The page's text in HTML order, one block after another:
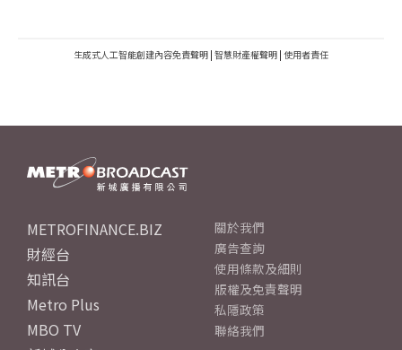
生成式人工智能創建內容免責聲明 | 智慧財產權聲明 | 使用者責任
METROFINANCE.BIZ
財經台
知訊台
Metro Plus
MBO TV
關於我們
廣告查詢
使用條款及細則
版權及免責聲明
私隱政策
聯絡我們